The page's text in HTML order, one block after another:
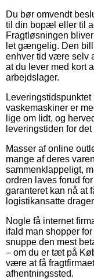
Du bør omvendt
til din bopæl eller til
Fragtløsningen
let gængelig. Den
enhver tid være selv
at du lever med kort
arbejdslager.
vaskemaskiner er
lige om lidt, og
leveringstiden for
Masser af online
mange af deres
sammenklappeligt,
ordren laves forud
garanteret kan nå at
logistikansatte
Nogle få internet
ifald man shopper
snuppe den mest
– om du er tæt på
være at få
afhentningssted.